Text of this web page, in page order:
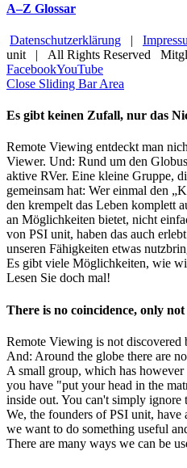
A–Z Glossar
Datenschutzerklärung |
unit | All Rights Reserved
FacebookYouTube
Close Sliding Bar Area
Es gibt keinen Zufall, nur das
Remote Viewing entdeckt man
Viewer. Und: Rund um den
aktive RVer. Eine kleine Gruppe,
gemeinsam hat: Wer einmal den
den krempelt das Leben komplett
an Möglichkeiten bietet, nicht
von PSI unit, haben das auch
unseren Fähigkeiten etwas
Es gibt viele Möglichkeiten, wie
Lesen Sie doch mal!
There is no coincidence, only
Remote Viewing is not
And: Around the globe there are
A small group, which has
you have "put your head in the
inside out. You can't simply ignore
We, the founders of PSI unit,
we want to do something useful
There are many ways we can be